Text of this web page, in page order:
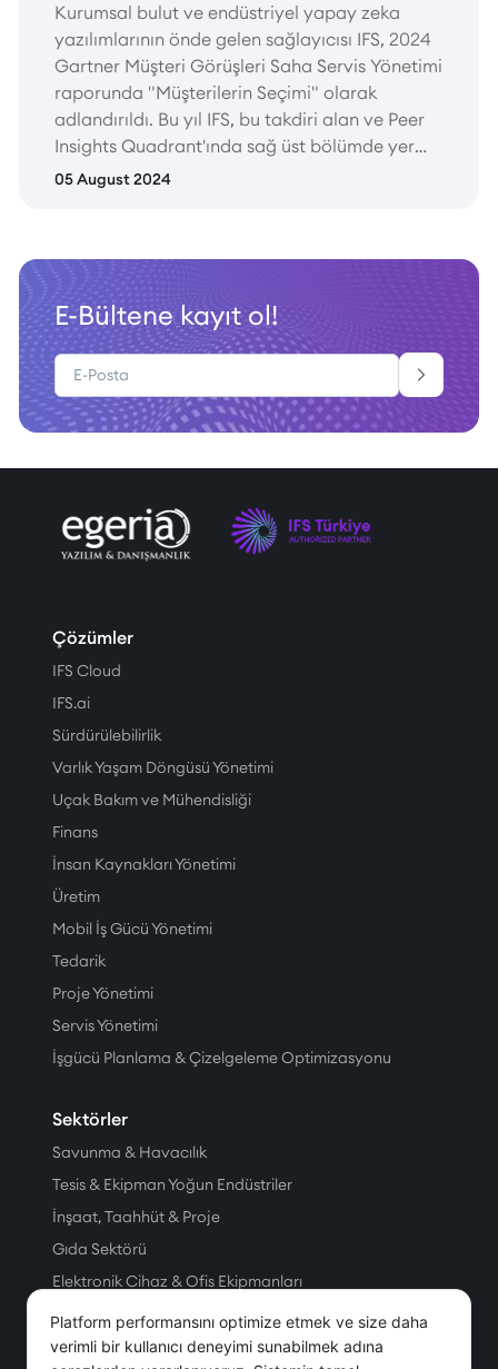
Kurumsal bulut ve endüstriyel yapay zeka
yazılımlarının önde gelen sağlayıcısı IFS, 2024
Gartner Müşteri Görüşleri Saha Servis Yönetimi
raporunda "Müşterilerin Seçimi" olarak
adlandırıldı. Bu yıl IFS, bu takdiri alan ve Peer
Insights Quadrant'ında sağ üst bölümde yer
alan tek şirket olma ayrıcalığına sahip oldu.
05 August 2024
E-Bültene kayıt ol!
Çözümler
IFS Cloud
IFS.ai
Sürdürülebilirlik
Varlık Yaşam Döngüsü Yönetimi
Uçak Bakım ve Mühendisliği
Finans
İnsan Kaynakları Yönetimi
Üretim
Mobil İş Gücü Yönetimi
Tedarik
Proje Yönetimi
Servis Yönetimi
İşgücü Planlama & Çizelgeleme Optimizasyonu
Sektörler
Savunma & Havacılık
Tesis & Ekipman Yoğun Endüstriler
İnşaat, Taahhüt & Proje
Gıda Sektörü
Elektronik Cihaz & Ofis Ekipmanları
Üretim
Petrol & Doğal Gaz
Platform performansını optimize etmek ve size daha
verimli bir kullanıcı deneyimi sunabilmek adına